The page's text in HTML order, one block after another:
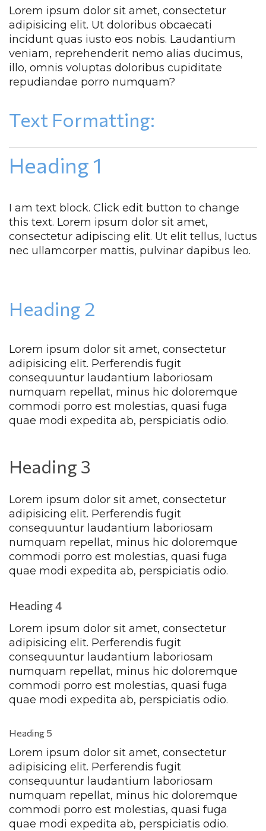
Lorem ipsum dolor sit amet, consectetur
adipisicing elit. Ut doloribus obcaecati
incidunt quas iusto eos nobis. Laudantium
veniam, reprehenderit nemo alias ducimus,
illo, omnis voluptas doloribus cupiditate
repudiandae porro numquam?
Text Formatting:
Heading 1
I am text block. Click edit button to change
this text. Lorem ipsum dolor sit amet,
consectetur adipiscing elit. Ut elit tellus, luctus
nec ullamcorper mattis, pulvinar dapibus leo.
Heading 2
Lorem ipsum dolor sit amet, consectetur
adipisicing elit. Perferendis fugit
consequuntur laudantium laboriosam
numquam repellat, minus hic doloremque
commodi porro est molestias, quasi fuga
quae modi expedita ab, perspiciatis odio.
Heading 3
Lorem ipsum dolor sit amet, consectetur
adipisicing elit. Perferendis fugit
consequuntur laudantium laboriosam
numquam repellat, minus hic doloremque
commodi porro est molestias, quasi fuga
quae modi expedita ab, perspiciatis odio.
Heading 4
Lorem ipsum dolor sit amet, consectetur
adipisicing elit. Perferendis fugit
consequuntur laudantium laboriosam
numquam repellat, minus hic doloremque
commodi porro est molestias, quasi fuga
quae modi expedita ab, perspiciatis odio.
Heading 5
Lorem ipsum dolor sit amet, consectetur
adipisicing elit. Perferendis fugit
consequuntur laudantium laboriosam
numquam repellat, minus hic doloremque
commodi porro est molestias, quasi fuga
quae modi expedita ab, perspiciatis odio.